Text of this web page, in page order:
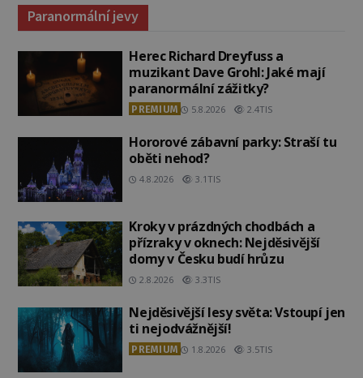
Paranormální jevy
Herec Richard Dreyfuss a
muzikant Dave Grohl: Jaké mají
paranormální zážitky?
PREMIUM 5.8.2026 2.4TIS
Hororové zábavní parky: Straší tu
oběti nehod?
4.8.2026 3.1TIS
Kroky v prázdných chodbách a
přízraky v oknech: Nejděsivější
domy v Česku budí hrůzu
2.8.2026 3.3TIS
Nejděsivější lesy světa: Vstoupí jen
ti nejodvážnější!
PREMIUM 1.8.2026 3.5TIS